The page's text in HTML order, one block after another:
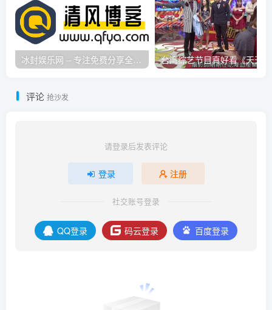
冰封娱乐网 – 专注免费分享全网优质资源,活动线报,实用软件,技术教程等内容标签
评论 抢沙发
请登录后发表评论
登录 注册
社交账号登录
QQ登录 码云登录 百度登录